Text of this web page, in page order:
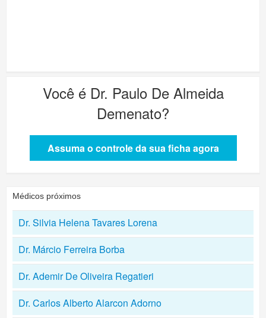
Você é Dr. Paulo De Almeida
Demenato?
Assuma o controle da sua ficha agora
Médicos próximos
Dr. Silvia Helena Tavares Lorena
Dr. Márcio Ferreira Borba
Dr. Ademir De Oliveira Regatieri
Dr. Carlos Alberto Alarcon Adorno